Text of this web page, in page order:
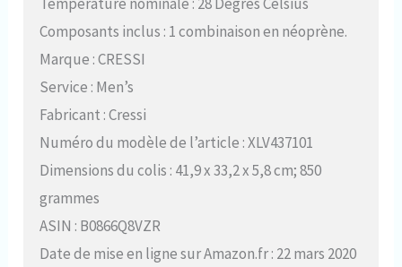
Composants inclus : 1 combinaison en néoprène.
Marque : CRESSI
Service : Men’s
Fabricant : Cressi
Numéro du modèle de l’article : XLV437101
Dimensions du colis : 41,9 x 33,2 x 5,8 cm; 850
grammes
ASIN : B0866Q8VZR
Date de mise en ligne sur Amazon.fr : 22 mars 2020